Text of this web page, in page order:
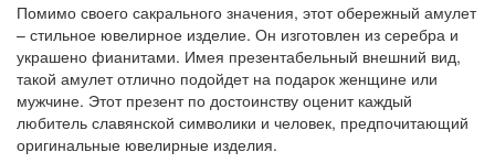
Помимо своего сакрального значения, этотобережный амулет
– стильное ювелирное изделие. Он изготовлен из серебра и
украшено фианитами. Имея презентабельный внешний вид,
такой амулет отлично подойдет на подарок женщине или
мужчине. Этот презент по достоинству оценит каждый
любитель славянской символики и человек, предпочитающий
оригинальные ювелирные изделия.